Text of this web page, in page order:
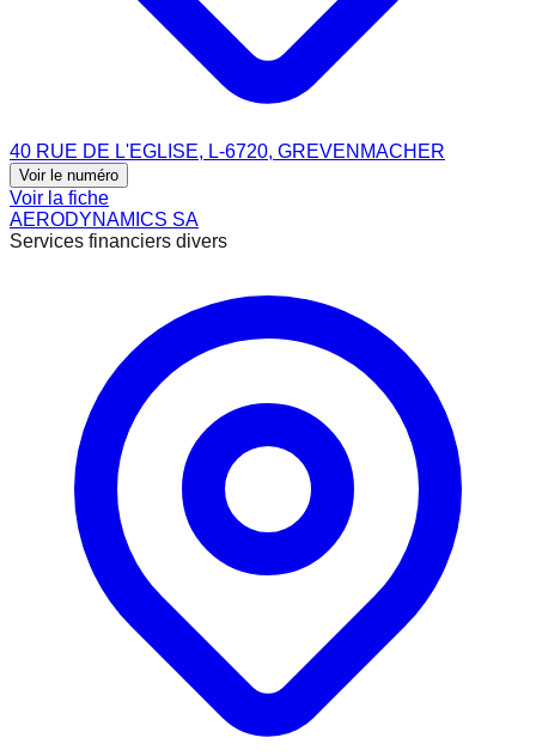
40 RUE DE L'EGLISE, L-6720, GREVENMACHER
Voir le numéro
Voir la fiche
AERODYNAMICS SA
Services financiers divers